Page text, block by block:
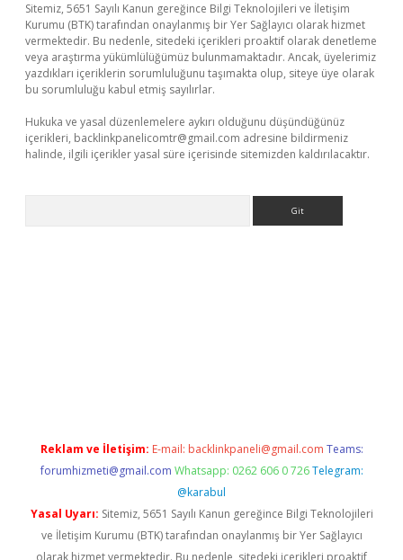
Sitemiz, 5651 Sayılı Kanun gereğince Bilgi Teknolojileri ve İletişim
Kurumu (BTK) tarafından onaylanmış bir Yer Sağlayıcı olarak hizmet
vermektedir. Bu nedenle, sitedeki içerikleri proaktif olarak denetleme
veya araştırma yükümlülüğümüz bulunmamaktadır. Ancak, üyelerimiz
yazdıkları içeriklerin sorumluluğunu taşımakta olup, siteye üye olarak
bu sorumluluğu kabul etmiş sayılırlar.
Hukuka ve yasal düzenlemelere aykırı olduğunu düşündüğünüz
içerikleri, backlinkpanelicomtr@gmail.com adresine bildirmeniz
halinde, ilgili içerikler yasal süre içerisinde sitemizden kaldırılacaktır.
Reklam ve İletişim: E-mail: backlinkpaneli@gmail.com Teams:
forumhizmeti@gmail.com Whatsapp: 0262 606 0 726 Telegram:
@karabul
Yasal Uyarı: Sitemiz, 5651 Sayılı Kanun gereğince Bilgi Teknolojileri
ve İletişim Kurumu (BTK) tarafından onaylanmış bir Yer Sağlayıcı
olarak hizmet vermektedir. Bu nedenle, sitedeki içerikleri proaktif